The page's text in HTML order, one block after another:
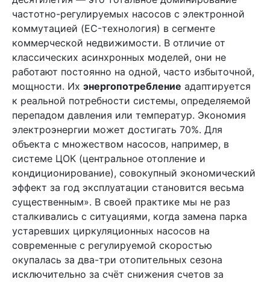
частотно-регулируемых насосов с электронной
коммутацией (EC-технология) в сегменте
коммерческой недвижимости. В отличие от
классических асинхронных моделей, они не
работают постоянно на одной, часто избыточной,
мощности. Их энергопотребление адаптируется
к реальной потребности системы, определяемой
перепадом давления или температур. Экономия
электроэнергии может достигать 70%. Для
объекта с множеством насосов, например, в
системе ЦОК (центральное отопление и
кондиционирование), совокупный экономический
эффект за год эксплуатации становится весьма
существенным». В своей практике мы не раз
сталкивались с ситуациями, когда замена парка
устаревших циркуляционных насосов на
современные с регулируемой скоростью
окупалась за два-три отопительных сезона
исключительно за счёт снижения счетов за